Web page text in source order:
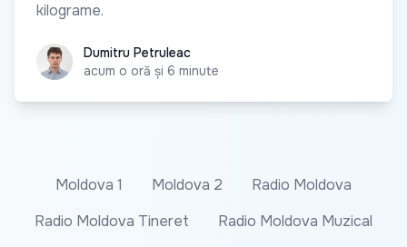
kilograme.
Dumitru Petruleac
Dumitru Petruleac
acum o oră și 6 minute
Moldova 1 Moldova 2
Radio Moldova
Radio Moldova Tineret
Radio Moldova Muzical